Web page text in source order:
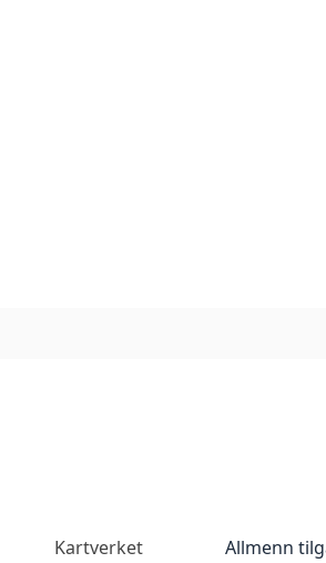
Kartverket Allmenn